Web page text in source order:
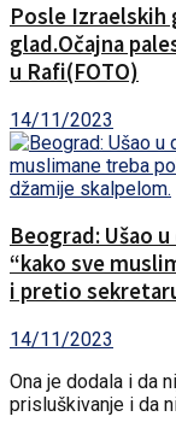
Posle Izraelskih
glad.Očajna
u Rafi(FOTO)
14/11/2023
Beograd: Ušao
“kako sve
i pretio
14/11/2023
Ona je dodala i da
prisluškivanje i da